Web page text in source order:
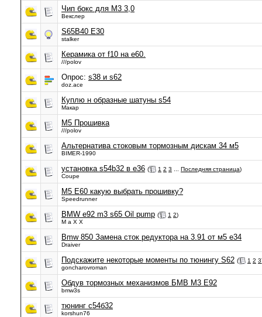
Чип бокс для М3 3,0
Векслер
S65B40 E30
stalker
Керамика от f10 на е60.
///polov
Опрос: s38 и s62
doz.ace
Куплю н образные шатуны s54
Макар
M5 Прошивка
///polov
Альтернатива стоковым тормозным дискам 34 м5
BIMER-1990
установка s54b32 в e36 ( 1 2 3 Последняя страница)
Coupe
M5 E60 какую выбрать прошивку?
Speedrunner
BMW e92 m3 s65 Oil pump ( 1 2)
M a X X
Bmw 850 Замена сток редуктора на 3.91 от м5 е34
Draiver
Подскажите некоторые моменты по тюнингу S62 ( 1 2 3
goncharovroman
Обдув тормозных механизмов БМВ М3 Е92
bmw3s
тюнинг с54б32
korshun76